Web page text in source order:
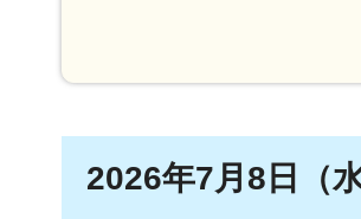
2026年7月8日（